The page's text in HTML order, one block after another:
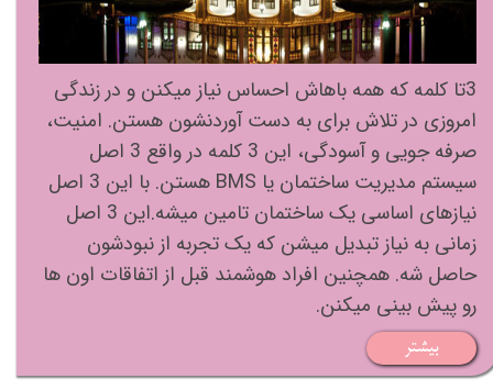
3تا کلمه که همه باهاش احساس نیاز میکنن و در زندگی
امروزی در تلاش برای به دست آوردنشون هستن. امنیت،
صرفه جویی و آسودگی، این 3 کلمه در واقع 3 اصل
سیستم مدیریت ساختمان یا BMS هستن. با این 3 اصل
نیازهای اساسی یک ساختمان تامین میشه.این 3 اصل
زمانی به نیاز تبدیل میشن که یک تجربه از نبودشون
حاصل شه. همچنین افراد هوشمند قبل از اتفاقات اون ها
رو پیش بینی میکنن.
بیشتر